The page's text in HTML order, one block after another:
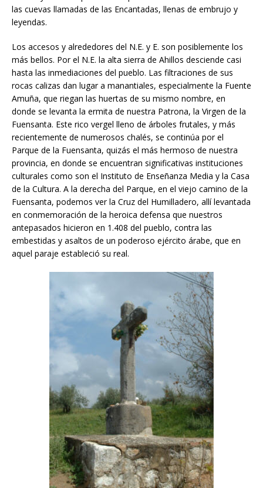
las cuevas llamadas de las Encantadas, llenas de embrujo y
leyendas.
Los accesos y alrededores del N.E. y E. son posiblemente los
más bellos. Por el N.E. la alta sierra de Ahillos desciende casi
hasta las inmediaciones del pueblo. Las filtraciones de sus
rocas calizas dan lugar a manantiales, especialmente la Fuente
Amuña, que riegan las huertas de su mismo nombre, en
donde se levanta la ermita de nuestra Patrona, la Virgen de la
Fuensanta. Este rico vergel lleno de árboles frutales, y más
recientemente de numerosos chalés, se continúa por el
Parque de la Fuensanta, quizás el más hermoso de nuestra
provincia, en donde se encuentran significativas instituciones
culturales como son el Instituto de Enseñanza Media y la Casa
de la Cultura. A la derecha del Parque, en el viejo camino de la
Fuensanta, podemos ver la Cruz del Humilladero, allí levantada
en conmemoración de la heroica defensa que nuestros
antepasados hicieron en 1.408 del pueblo, contra las
embestidas y asaltos de un poderoso ejército árabe, que en
aquel paraje estableció su real.